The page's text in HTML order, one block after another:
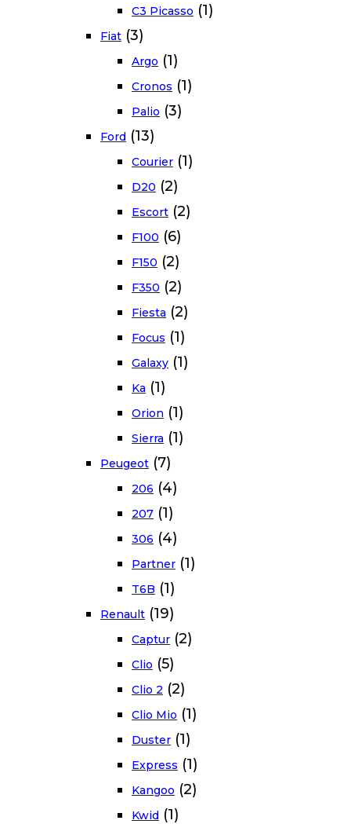
C3 Picasso (1)
Fiat (3)
Argo (1)
Cronos (1)
Palio (3)
Ford (13)
Courier (1)
D20 (2)
Escort (2)
F100 (6)
F150 (2)
F350 (2)
Fiesta (2)
Focus (1)
Galaxy (1)
Ka (1)
Orion (1)
Sierra (1)
Peugeot (7)
206 (4)
207 (1)
306 (4)
Partner (1)
T6B (1)
Renault (19)
Captur (2)
Clio (5)
Clio 2 (2)
Clio Mio (1)
Duster (1)
Express (1)
Kangoo (2)
Kwid (1)